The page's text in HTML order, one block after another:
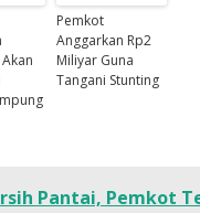
Pemkot
Anggarkan Rp2
Miliyar Guna
Tangani Stunting
Pantai, Pemkot